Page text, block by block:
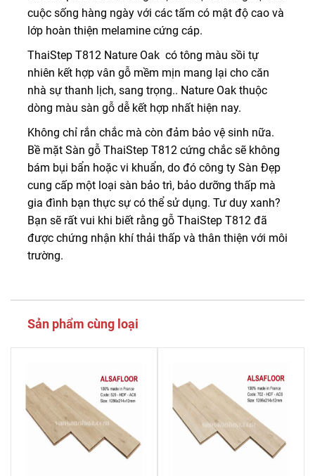
cuộc sống hàng ngày với các tấm có mật độ cao và
lớp hoàn thiện melamine cứng cáp.
ThaiStep T812 Nature Oak có tông màu sồi tự
nhiên kết hợp vân gỗ mềm mịn mang lại cho căn
nhà sự thanh lịch, sang trọng.. Nature Oak thuộc
dòng màu sàn gỗ dễ kết hợp nhất hiện nay.
Không chỉ rắn chắc mà còn đảm bảo vệ sinh nữa.
Bề mặt Sàn gỗ ThaiStep T812 cứng chắc sẽ không
bám bụi bẩn hoặc vi khuẩn, do đó công ty Sàn Đẹp
cung cấp một loại sàn bảo trì, bảo dưỡng thấp mà
gia đình bạn thực sự có thể sử dụng. Tư duy xanh?
Bạn sẽ rất vui khi biết rằng gỗ ThaiStep T812 đã
được chứng nhận khí thải thấp và thân thiện với môi
trường.
Sản phẩm cùng loại